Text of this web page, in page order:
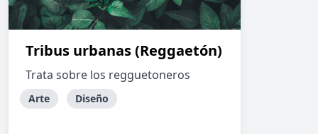
Tribus urbanas (Reggaetón)
Trata sobre los regguetoneros
Arte Diseño